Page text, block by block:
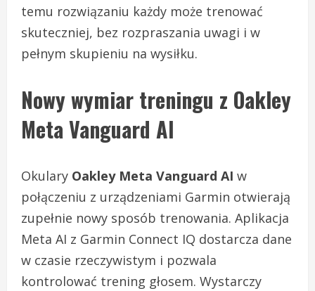
temu rozwiązaniu każdy może trenować
skuteczniej, bez rozpraszania uwagi i w
pełnym skupieniu na wysiłku.
Nowy wymiar treningu z Oakley
Meta Vanguard AI
Okulary Oakley Meta Vanguard AI w
połączeniu z urządzeniami Garmin otwierają
zupełnie nowy sposób trenowania. Aplikacja
Meta AI z Garmin Connect IQ dostarcza dane
w czasie rzeczywistym i pozwala
kontrolować trening głosem. Wystarczy